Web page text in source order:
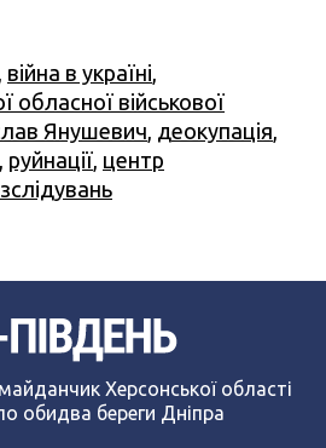
війна в україні
обласної військової
Янушевич деокупація
руйнації центр
Херсонської області
обидва береги Дніпра